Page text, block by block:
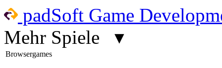
padSoft Game
Mehr Spiele ▾
Browsergames